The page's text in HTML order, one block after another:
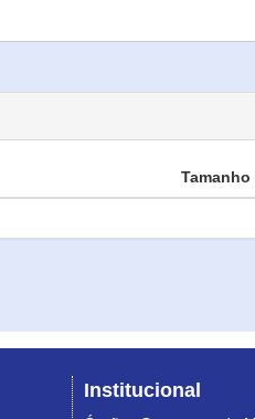
Institucional